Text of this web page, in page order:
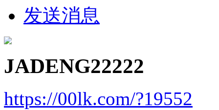
发送消息
JADENG22222
https://00lk.com/?19552